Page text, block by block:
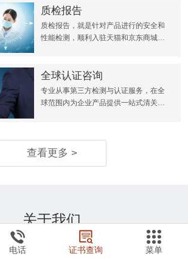
质检报告
质检报告，就是针对产品进行的安全和
性能检测，顺利入驻天猫和京东商城或
全球认证咨询
专业从事第三方检测与认证服务，在全
球范围内为企业产品提供一站式清关解
查看更多 >
关于我们
电话 证书查询 菜单